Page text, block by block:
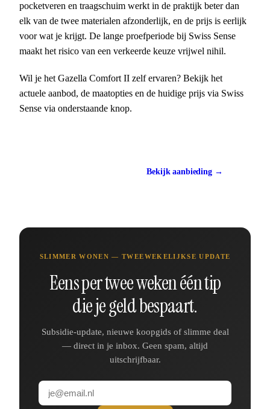
pocketveren en traagschuim werkt in de praktijk beter dan
elk van de twee materialen afzonderlijk, en de prijs is eerlijk
voor wat je krijgt. De lange proefperiode bij Swiss Sense
maakt het risico van een verkeerde keuze vrijwel nihil.
Wil je het Gazella Comfort II zelf ervaren? Bekijk het
actuele aanbod, de maatopties en de huidige prijs via Swiss
Sense via onderstaande knop.
Bekijk aanbieding →
SLIMMER WONEN — TWEEWEKELIJKSE UPDATE
Eens per twee weken één tip
die je geld bespaart.
Subsidie-update, nieuwe koopgids of slimme deal
— direct in je inbox. Geen spam, altijd
uitschrijfbaar.